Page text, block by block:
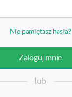
Nie pamiętasz hasła?
lub